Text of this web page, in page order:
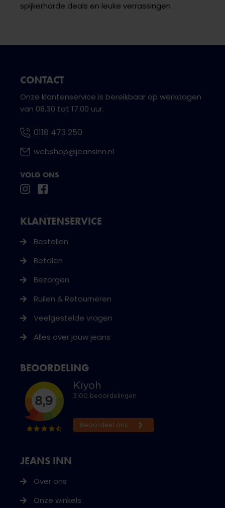
spijkerharde deals en leuke verrassingen
CONTACT
Onze klantenservice is bereikbaar op werkdagen
van 08.30 tot 17.00 uur.
0118 473 250
webshop@jeansinn.nl
VOLG ONS
JEANS INN
Over ons
Onze winkels
KLANTENSERVICE
Bestellen
Betalen
Bezorgen
Ruilen & Retourneren
Veelgestelde vragen
Alles over jouw jeans
BEOORDELING